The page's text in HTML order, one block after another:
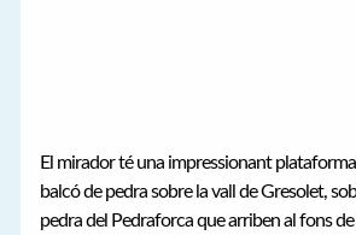
El mirador té una impressionant
balcó de pedra sobre la vall de Gresolet,
pedra del Pedraforca que arriben al fons